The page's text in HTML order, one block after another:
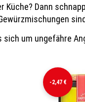
Dann
sich um ungefähre
-2,47 €